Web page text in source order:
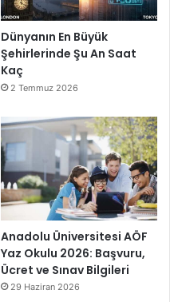
Dünyanın En Büyük
Şehirlerinde Şu An Saat
Kaç
2 Temmuz 2026
Anadolu Üniversitesi AÖF
Yaz Okulu 2026: Başvuru,
Ücret ve Sınav Bilgileri
29 Haziran 2026